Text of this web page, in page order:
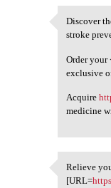
Discover
stroke
Order your
exclusive
Acquire
medicine
Relieve
Relieve
[URL=